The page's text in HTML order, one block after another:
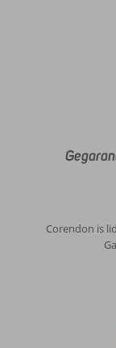
Corendon is